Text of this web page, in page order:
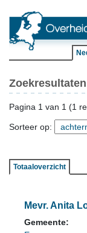
Zoekresultaten
Pagina 1 van 1 (1
Sorteer op:
Totaaloverzicht
Mevr. Anita
Gemeente: